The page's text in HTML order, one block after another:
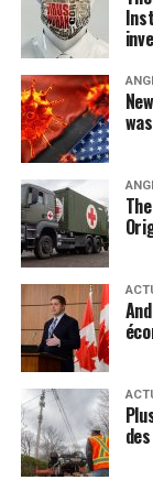
détection
Post Views:
Mangez
bébé et
souvent
leur
en
Hummm!
que leur
comme
une autre
Soyez
peut-être
est utile
à
smoothie